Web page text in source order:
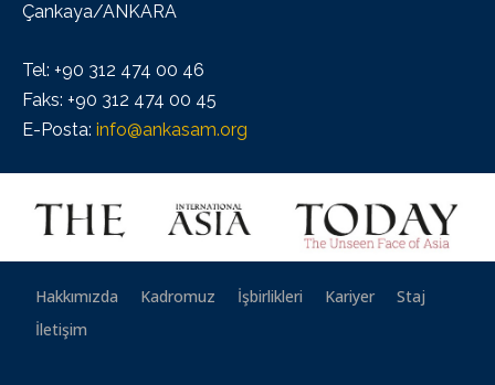
Çankaya/ANKARA
Tel: +90 312 474 00 46
Faks: +90 312 474 00 45
E-Posta: info@ankasam.org
Hakkımızda Kadromuz İşbirlikleri Kariyer
Staj
İletişim